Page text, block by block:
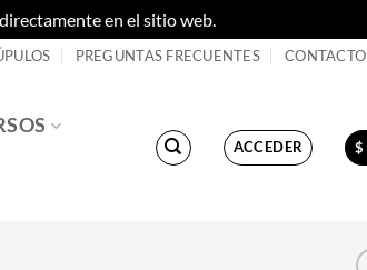
en el sitio web.
PREGUNTAS FRECUENTES CONTACTO
ACCEDER $